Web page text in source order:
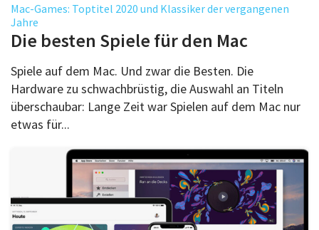
Mac-Games: Toptitel 2020 und Klassiker der vergangenen
Jahre
Die besten Spiele für den Mac
Spiele auf dem Mac. Und zwar die Besten. Die
Hardware zu schwachbrüstig, die Auswahl an Titeln
überschaubar: Lange Zeit war Spielen auf dem Mac nur
etwas für...